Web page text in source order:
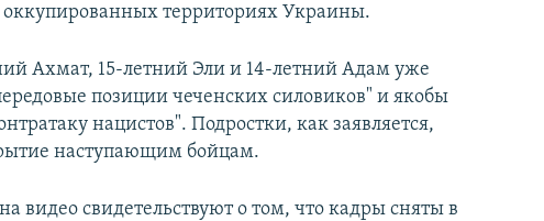
территориях Украины.
Ахмат, 15-летний Эли и 14-летний Адам уже
позиции чеченских силовиков" и якобы
нацистов". Подростки, как заявляется,
наступающим бойцам.
видео свидетельствуют о том, что кадры сняты в